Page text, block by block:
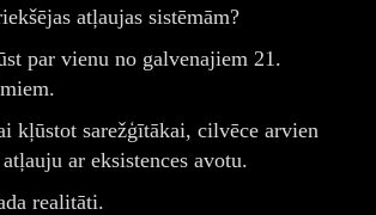
atļaujas sistēmām?
par vienu no galvenajiem 21.
kļūstot sarežģītākai, cilvēce arvien
ar eksistences avotu.
realitāti.